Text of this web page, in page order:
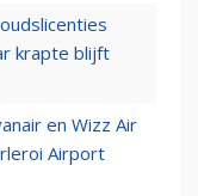
krapte blijft
en Wizz Air
Airport